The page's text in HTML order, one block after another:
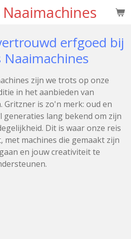
erfgoed bij
zijn we trots op onze
in het aanbieden van
Gritzner is zo'n merk: oud en
lang bekend om zijn
Dit is waar onze reis
met machines die gemaakt zijn
en jouw creativiteit te